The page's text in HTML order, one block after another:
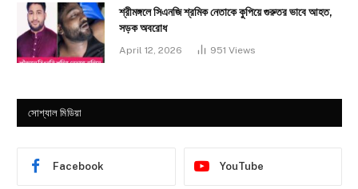
শ্রীমঙ্গলে সিএনজি শ্রমিক নেতাকে কুপিয়ে গুরুতর ভাবে আহত,
সড়ক অবরোধ
April 12, 2026 951 Views
সোশ্যাল মিডিয়া
Facebook YouTube